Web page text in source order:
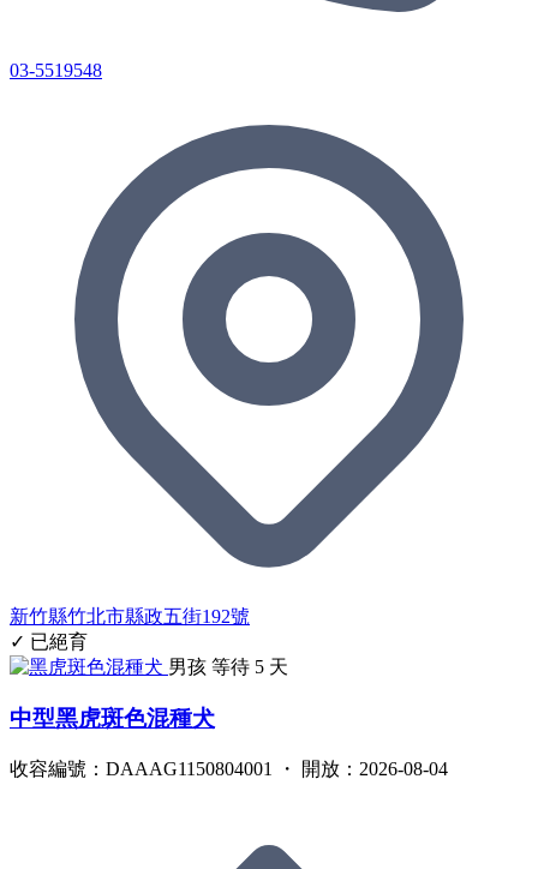
03-5519548
新竹縣竹北市縣政五街192號
✓ 已絕育
男孩 等待 5 天
中型黑虎斑色混種犬
收容編號：DAAAG1150804001 ・ 開放：2026-08-04